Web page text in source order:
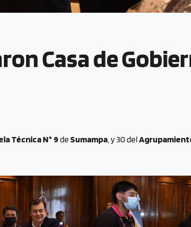
Casa de
Técnica N° 9deSumampa , y 30 del